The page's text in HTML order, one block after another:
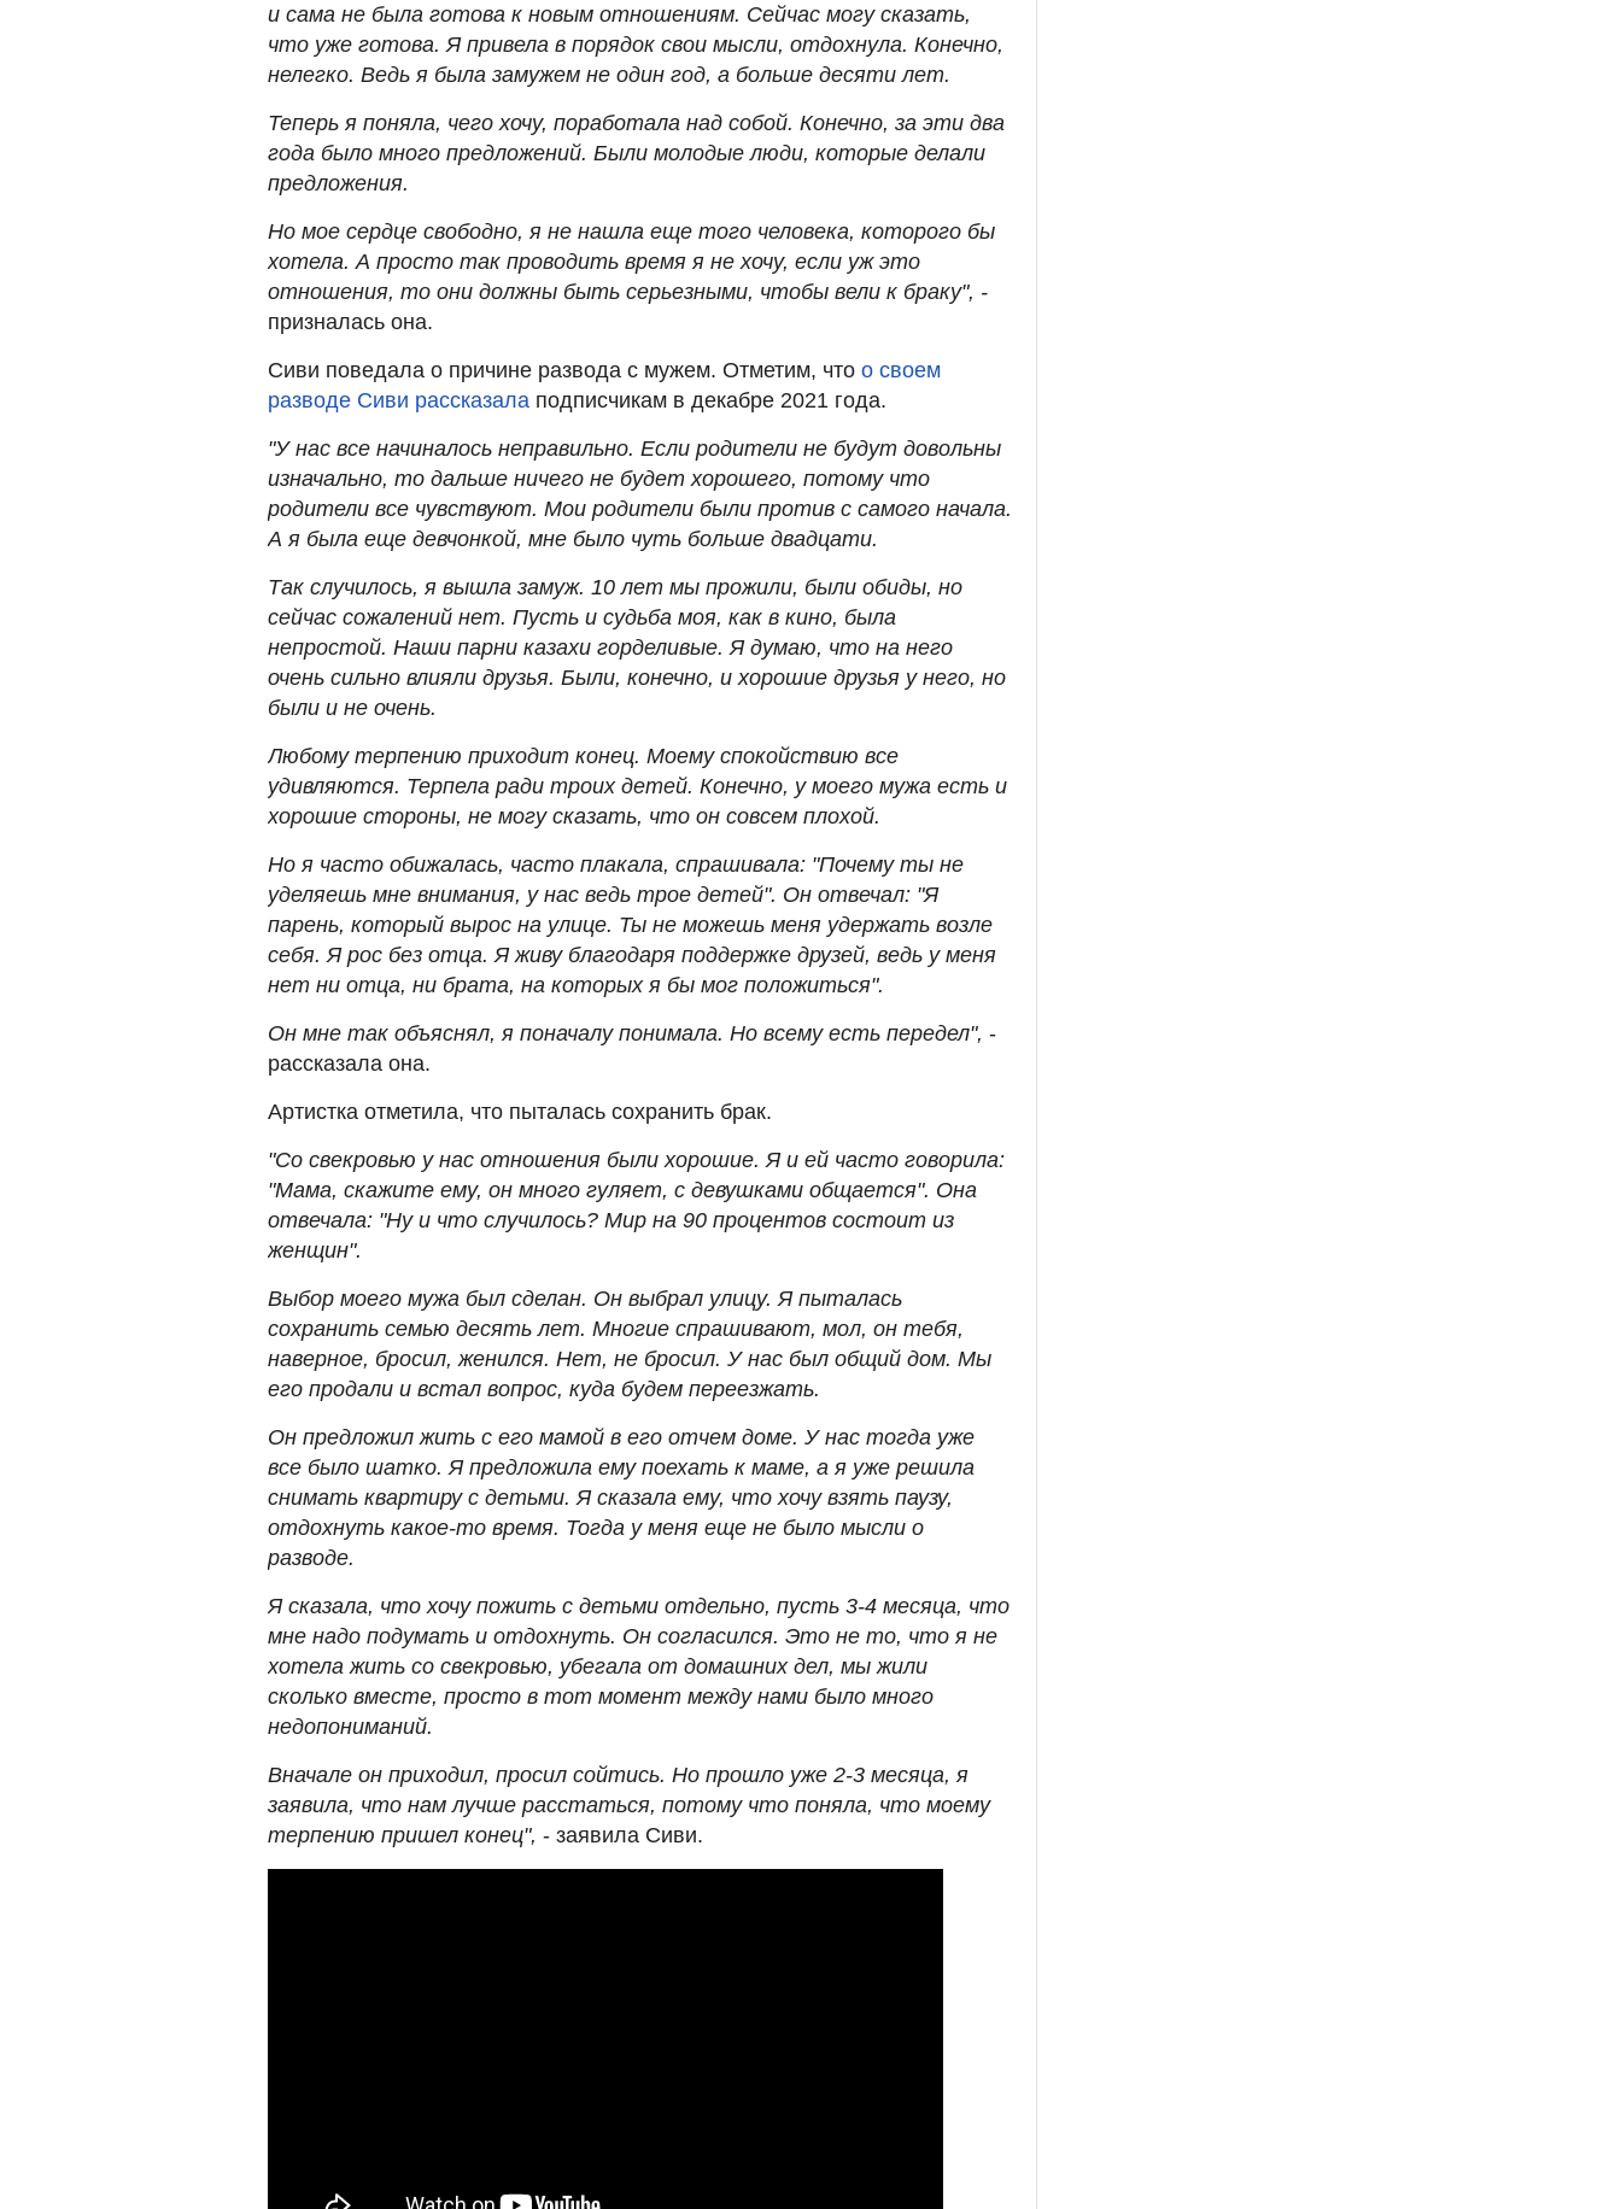
и сама не была готова к новым отношениям. Сейчас могу сказать,
что уже готова. Я привела в порядок свои мысли, отдохнула. Конечно,
нелегко. Ведь я была замужем не один год, а больше десяти лет.
Теперь я поняла, чего хочу, поработала над собой. Конечно, за эти два
года было много предложений. Были молодые люди, которые делали
предложения.
Но мое сердце свободно, я не нашла еще того человека, которого бы
хотела. А просто так проводить время я не хочу, если уж это
отношения, то они должны быть серьезными, чтобы вели к браку", -
призналась она.
Сиви поведала о причине развода с мужем. Отметим, что о своем
разводе Сиви рассказала подписчикам в декабре 2021 года.
"У нас все начиналось неправильно. Если родители не будут довольны
изначально, то дальше ничего не будет хорошего, потому что
родители все чувствуют. Мои родители были против с самого начала.
А я была еще девчонкой, мне было чуть больше двадцати.
Так случилось, я вышла замуж. 10 лет мы прожили, были обиды, но
сейчас сожалений нет. Пусть и судьба моя, как в кино, была
непростой. Наши парни казахи горделивые. Я думаю, что на него
очень сильно влияли друзья. Были, конечно, и хорошие друзья у него, но
были и не очень.
Любому терпению приходит конец. Моему спокойствию все
удивляются. Терпела ради троих детей. Конечно, у моего мужа есть и
хорошие стороны, не могу сказать, что он совсем плохой.
Но я часто обижалась, часто плакала, спрашивала: "Почему ты не
уделяешь мне внимания, у нас ведь трое детей". Он отвечал: "Я
парень, который вырос на улице. Ты не можешь меня удержать возле
себя. Я рос без отца. Я живу благодаря поддержке друзей, ведь у меня
нет ни отца, ни брата, на которых я бы мог положиться".
Он мне так объяснял, я поначалу понимала. Но всему есть передел", -
рассказала она.
Артистка отметила, что пыталась сохранить брак.
"Со свекровью у нас отношения были хорошие. Я и ей часто говорила:
"Мама, скажите ему, он много гуляет, с девушками общается". Она
отвечала: "Ну и что случилось? Мир на 90 процентов состоит из
женщин".
Выбор моего мужа был сделан. Он выбрал улицу. Я пыталась
сохранить семью десять лет. Многие спрашивают, мол, он тебя,
наверное, бросил, женился. Нет, не бросил. У нас был общий дом. Мы
его продали и встал вопрос, куда будем переезжать.
Он предложил жить с его мамой в его отчем доме. У нас тогда уже
все было шатко. Я предложила ему поехать к маме, а я уже решила
снимать квартиру с детьми. Я сказала ему, что хочу взять паузу,
отдохнуть какое-то время. Тогда у меня еще не было мысли о
разводе.
Я сказала, что хочу пожить с детьми отдельно, пусть 3-4 месяца, что
мне надо подумать и отдохнуть. Он согласился. Это не то, что я не
хотела жить со свекровью, убегала от домашних дел, мы жили
сколько вместе, просто в тот момент между нами было много
недопониманий.
Вначале он приходил, просил сойтись. Но прошло уже 2-3 месяца, я
заявила, что нам лучше расстаться, потому что поняла, что моему
терпению пришел конец", - заявила Сиви.